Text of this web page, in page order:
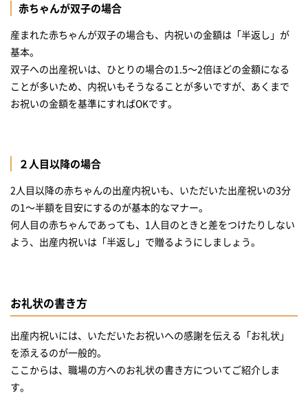
赤ちゃんが双子の場合
産まれた赤ちゃんが双子の場合も、内祝いの金額は「半返し」が
基本。
双子への出産祝いは、ひとりの場合の1.5～2倍ほどの金額になる
ことが多いため、内祝いもそうなることが多いですが、あくまで
お祝いの金額を基準にすればOKです。
２人目以降の場合
2人目以降の赤ちゃんの出産内祝いも、いただいた出産祝いの3分
の1～半額を目安にするのが基本的なマナー。
何人目の赤ちゃんであっても、1人目のときと差をつけたりしない
よう、出産内祝いは「半返し」で贈るようにしましょう。
お礼状の書き方
出産内祝いには、いただいたお祝いへの感謝を伝える「お礼状」
を添えるのが一般的。
ここからは、職場の方へのお礼状の書き方についてご紹介しま
す。